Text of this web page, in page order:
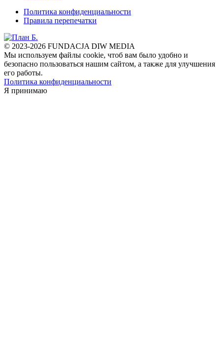
Политика конфиденциальности
Правила перепечатки
© 2023-2026 FUNDACJA DIW MEDIA
Мы используем файлы cookie, чтоб вам было удобно и
безопасно пользоваться нашим сайтом, а также для улучшения
его работы.
Политика конфиденциальности
Я принимаю